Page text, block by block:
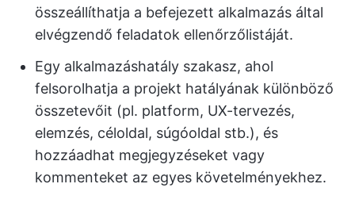
összeállíthatja a befejezett alkalmazás által
elvégzendő feladatok ellenőrzőlistáját.
Egy alkalmazáshatály szakasz, ahol
felsorolhatja a projekt hatályának különböző
összetevőit (pl. platform, UX-tervezés,
elemzés, céloldal, súgóoldal stb.), és
hozzáadhat megjegyzéseket vagy
kommenteket az egyes követelményekhez.